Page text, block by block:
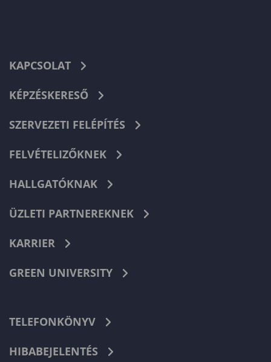
KAPCSOLAT
KÉPZÉSKERESŐ
SZERVEZETI FELÉPÍTÉS
FELVÉTELIZŐKNEK
HALLGATÓKNAK
ÜZLETI PARTNEREKNEK
KARRIER
GREEN UNIVERSITY
TELEFONKÖNYV
HIBABEJELENTÉS